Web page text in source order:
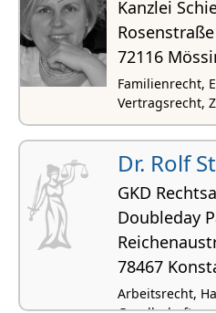
Kanzlei
Rosenstraße
72116
Familienrecht,
Vertragsrecht,
Dr. Rolf
GKD
Doubleday
78467
Arbeitsrecht,